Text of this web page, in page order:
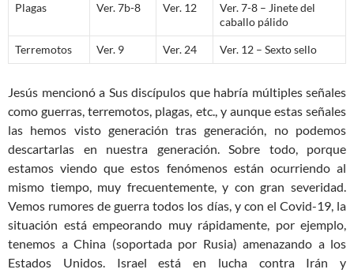
Plagas Ver. 7b-8 Ver. 12
Ver. 7-8 – Jinete del
caballo pálido
Terremotos Ver. 9 Ver. 24 Ver. 12 – Sexto sello
Jesús mencionó a Sus discípulos que habría múltiples señales
como guerras, terremotos, plagas, etc., y aunque estas señales
las hemos visto generación tras generación, no podemos
descartarlas en nuestra generación. Sobre todo, porque
estamos viendo que estos fenómenos están ocurriendo al
mismo tiempo, muy frecuentemente, y con gran severidad.
Vemos rumores de guerra todos los días, y con el Covid-19, la
situación está empeorando muy rápidamente, por ejemplo,
tenemos a China (soportada por Rusia) amenazando a los
Estados Unidos. Israel está en lucha contra Irán y